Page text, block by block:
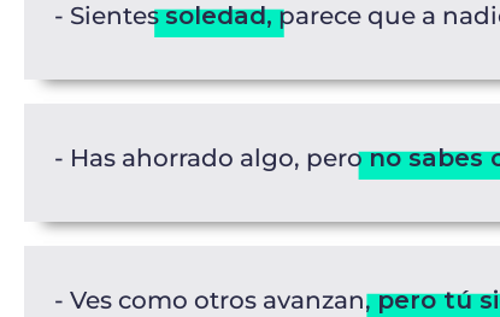
- Sientes soledad, parece que a
- Has ahorrado algo, perono sabes
- Ves como otros avanzan, pero tú